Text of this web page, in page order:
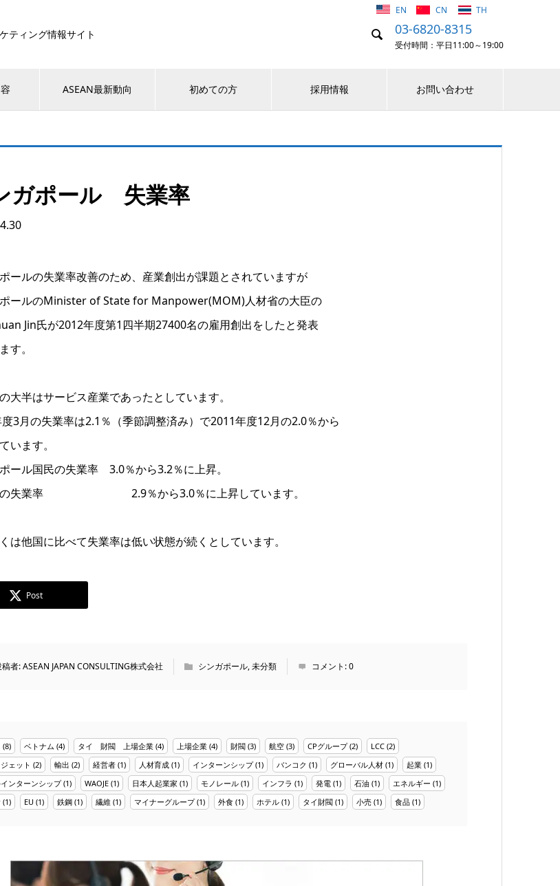
ティング情報サイト  03-6820-8315
受付時間：平日11:00～19:00
EN CN TH
ASEAN最新動向 初めての方 採用情報 お問い合わせ
ガポール 失業率
ールの失業率改善のため、産業創出が課題とされていますが
ールのMinister of State for Manpower(MOM)人材省の大臣の
Jin氏が2012年度第1四半期27400名の雇用創出をしたと発表
す。
大半はサービス産業であったとしています。
3月の失業率は2.1％（季節調整済み）で2011年度12月の2.0％から
います。
ール国民の失業率 3.0％から3.2％に上昇。
の失業率 2.9％から3.0％に上昇しています。
は他国に比べて失業率は低い状態が続くとしています。
Post
稿者:ASEAN JAPAN CONSULTING株式会社 シンガポール,未分類 コメント:0
(8) ベトナム (4) タイ 財閥 上場企業 (4) 上場企業 (4) 財閥 (3) 航空 (3) CPグループ(2) LCC (2)
ェット (2) 輸出 (2) 経営者 (1) 人材育成 (1) インターンシップ(1) バンコク (1) グローバル人材 (1) 起業 (1)
ンターンシップ(1) WAOJE (1) 日本人起業家 (1) モノレール (1) インフラ (1) 発電 (1) 石油 (1) エネルギー (1)
(1) EU (1) 鉄鋼 (1) 繊維 (1) マイナーグループ(1) 外食 (1) ホテル (1) タイ財閥 (1) 小売 (1) 食品 (1)